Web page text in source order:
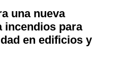
una nueva
incendios para
en edificios y